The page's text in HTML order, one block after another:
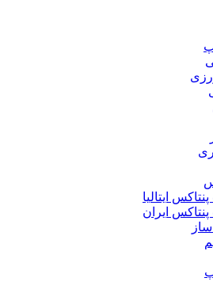
ایتالیا
ایران